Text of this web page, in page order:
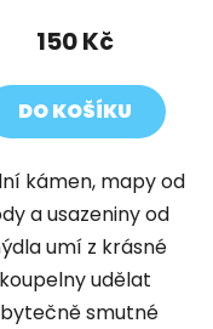
150 Kč
DO KOŠÍKU
kámen, mapy od
a usazeniny od
umí z krásné
koupelny udělat
smutné